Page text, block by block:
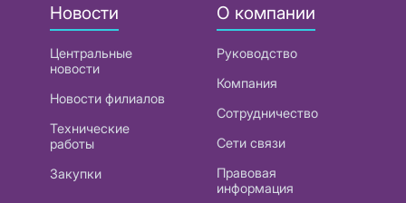
Новости
Центральные
новости
Новости филиалов
Технические
работы
Закупки
О компании
Руководство
Компания
Сотрудничество
Сети связи
Правовая
информация